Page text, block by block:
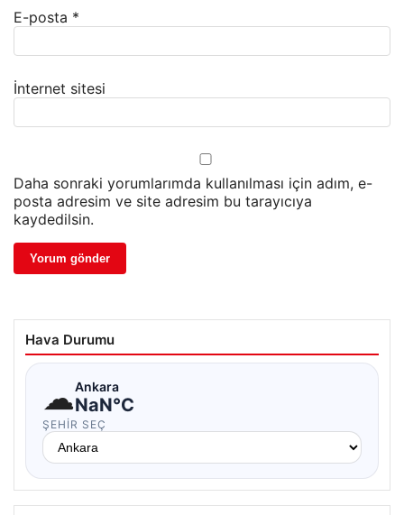
E-posta *
İnternet sitesi
Daha sonraki yorumlarımda kullanılması için adım, e-
posta adresim ve site adresim bu tarayıcıya
kaydedilsin.
Hava Durumu
☁Ankara
NaN°C
ŞEHIR SEÇ